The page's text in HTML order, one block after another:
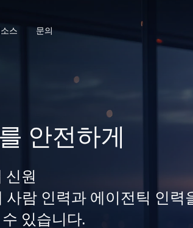
스 문의
를 안전하게
신원
사람 인력과 에이전틱 인력
있습니다.